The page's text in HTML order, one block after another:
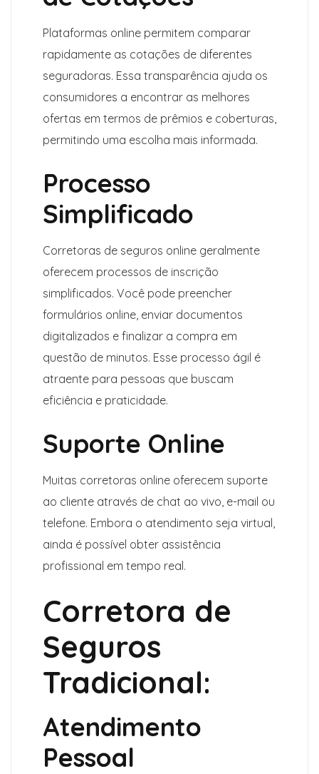
Plataformas online permitem comparar
rapidamente as cotações de diferentes
seguradoras. Essa transparência ajuda os
consumidores a encontrar as melhores
ofertas em termos de prêmios e coberturas,
permitindo uma escolha mais informada.
Processo
Simplificado
Corretoras de seguros online geralmente
oferecem processos de inscrição
simplificados. Você pode preencher
formulários online, enviar documentos
digitalizados e finalizar a compra em
questão de minutos. Esse processo ágil é
atraente para pessoas que buscam
eficiência e praticidade.
Suporte Online
Muitas corretoras online oferecem suporte
ao cliente através de chat ao vivo, e-mail ou
telefone. Embora o atendimento seja virtual,
ainda é possível obter assistência
profissional em tempo real.
Corretora de
Seguros
Tradicional:
Atendimento
Pessoal